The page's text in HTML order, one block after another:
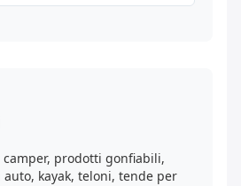
camper, prodotti gonfiabili,
kayak, teloni, tende per